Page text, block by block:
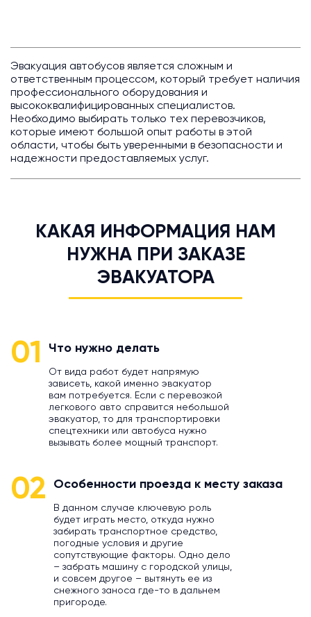
Эвакуация автобусов является сложным и
ответственным процессом, который требует наличия
профессионального оборудования и
высококвалифицированных специалистов.
Необходимо выбирать только тех перевозчиков,
которые имеют большой опыт работы в этой
области, чтобы быть уверенными в безопасности и
надежности предоставляемых услуг.
КАКАЯ ИНФОРМАЦИЯ НАМ
НУЖНА ПРИ ЗАКАЗЕ
ЭВАКУАТОРА
01 Что нужно делать
От вида работ будет напрямую
зависеть, какой именно эвакуатор
вам потребуется. Если с перевозкой
легкового авто справится небольшой
эвакуатор, то для транспортировки
спецтехники или автобуса нужно
вызывать более мощный транспорт.
02 Особенности проезда к месту заказа
В данном случае ключевую роль
будет играть место, откуда нужно
забирать транспортное средство,
погодные условия и другие
сопутствующие факторы. Одно дело
– забрать машину с городской улицы,
и совсем другое – вытянуть ее из
снежного заноса где-то в дальнем
пригороде.